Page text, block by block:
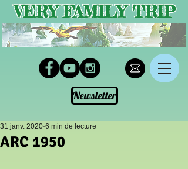
Newsletter
VERY FAMILY TRIP
ARC 1950
31 janv. 2020 6 min de lecture